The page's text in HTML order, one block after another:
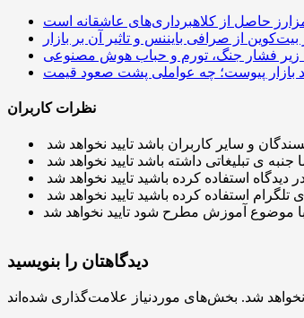
زیر فشار جنگ، تورم و حباب هوش مصنوعی
نظرات کاربران
دیدگاهتان را بنویسید
شد.